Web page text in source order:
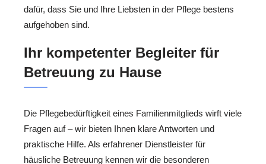
dafür, dass Sie und Ihre Liebsten in der Pflege bestens
aufgehoben sind.
Ihr kompetenter Begleiter für
Betreuung zu Hause
Die Pflegebedürftigkeit eines Familienmitglieds wirft viele
Fragen auf – wir bieten Ihnen klare Antworten und
praktische Hilfe. Als erfahrener Dienstleister für
häusliche Betreuung kennen wir die besonderen